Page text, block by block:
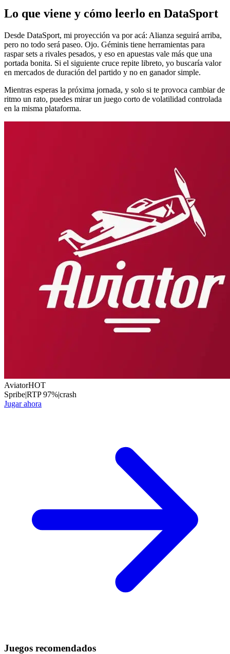
Lo que viene y cómo leerlo en DataSport
Desde DataSport, mi proyección va por acá: Alianza seguirá arriba,
pero no todo será paseo. Ojo. Géminis tiene herramientas para
raspar sets a rivales pesados, y eso en apuestas vale más que una
portada bonita. Si el siguiente cruce repite libreto, yo buscaría valor
en mercados de duración del partido y no en ganador simple.
Mientras esperas la próxima jornada, y solo si te provoca cambiar de
ritmo un rato, puedes mirar un juego corto de volatilidad controlada
en la misma plataforma.
AviatorHOT
Spribe|RTP97%|crash
Jugar ahora
Juegos recomendados